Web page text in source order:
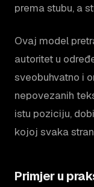
prema stubu, a
Ovaj model
autoritet u
sveobuhvatno i
nepovezanih
istu poziciju,
kojoj svaka
Primjer u